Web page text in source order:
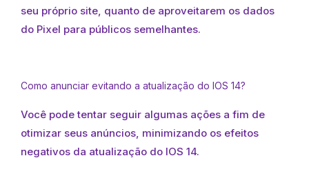
seu próprio site, quanto de aproveitarem os dados
do Pixel para públicos semelhantes.
Como anunciar evitando a atualização do IOS 14?
Você pode tentar seguir algumas ações a fim de
otimizar seus anúncios, minimizando os efeitos
negativos da atualização do IOS 14.